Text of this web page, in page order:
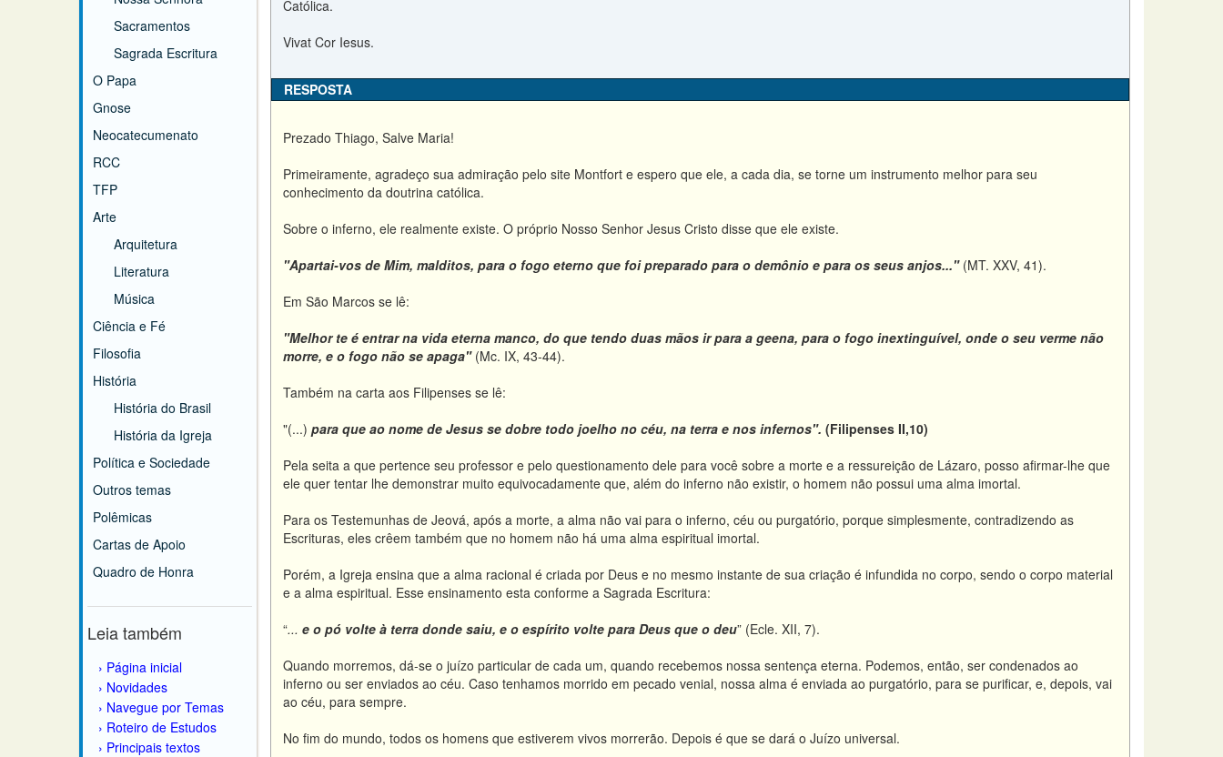
Sacramentos
Sagrada Escritura
O Papa
Gnose
Neocatecumenato
RCC
TFP
Arte
Arquitetura
Literatura
Música
Ciência e Fé
Filosofia
História
História do Brasil
História da Igreja
Política e Sociedade
Outros temas
Polêmicas
Cartas de Apoio
Quadro de Honra
Leia também
Página inicial
Novidades
Navegue por Temas
Roteiro de Estudos
Principais textos
Católica.
Vivat Cor Iesus.
RESPOSTA
Prezado Thiago, Salve Maria!
Primeiramente, agradeço sua admiração pelo site Montfort e espero que ele, a cada dia, se torne um instrumento melhor para seu
conhecimento da doutrina católica.
Sobre o inferno, ele realmente existe. O próprio Nosso Senhor Jesus Cristo disse que ele existe.
"Apartai-vos de Mim, malditos, para o fogo eterno que foi preparado para o demônio e para os seus anjos..." (MT. XXV, 41).
Em São Marcos se lê:
"Melhor te é entrar na vida eterna manco, do que tendo duas mãos ir para a geena, para o fogo inextinguível, onde o seu verme não
morre, e o fogo não se apaga" (Mc. IX, 43-44).
Também na carta aos Filipenses se lê:
"(...) para que ao nome de Jesus se dobre todo joelho no céu, na terra e nos infernos". (Filipenses II,10)
Pela seita a que pertence seu professor e pelo questionamento dele para você sobre a morte e a ressureição de Lázaro, posso afirmar-lhe que
ele quer tentar lhe demonstrar muito equivocadamente que, além do inferno não existir, o homem não possui uma alma imortal.
Para os Testemunhas de Jeová, após a morte, a alma não vai para o inferno, céu ou purgatório, porque simplesmente, contradizendo as
Escrituras, eles crêem também que no homem não há uma alma espiritual imortal.
Porém, a Igreja ensina que a alma racional é criada por Deus e no mesmo instante de sua criação é infundida no corpo, sendo o corpo material
e a alma espiritual. Esse ensinamento esta conforme a Sagrada Escritura:
“... e o pó volte à terra donde saiu, e o espírito volte para Deus que o deu” (Ecle. XII, 7).
Quando morremos, dá-se o juízo particular de cada um, quando recebemos nossa sentença eterna. Podemos, então, ser condenados ao
inferno ou ser enviados ao céu. Caso tenhamos morrido em pecado venial, nossa alma é enviada ao purgatório, para se purificar, e, depois, vai
ao céu, para sempre.
No fim do mundo, todos os homens que estiverem vivos morrerão. Depois é que se dará o Juízo universal.